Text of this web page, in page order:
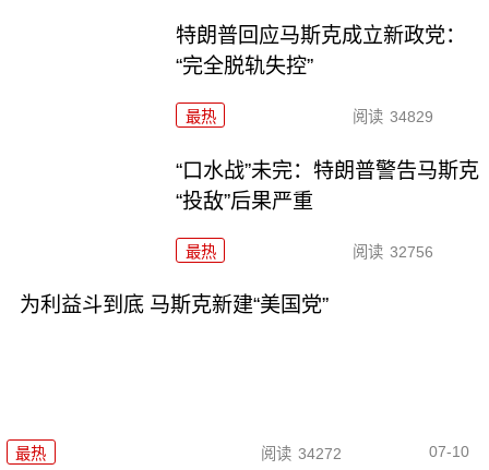
特朗普回应马斯克成立新政党：
“完全脱轨失控”
最热 阅读 34829
“口水战”未完：特朗普警告马斯克
“投敌”后果严重
最热 阅读 32756
为利益斗到底 马斯克新建“美国党”
最热 阅读 34272 07-10